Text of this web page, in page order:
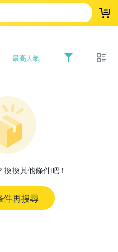
登
最高人氣
換其他條件吧！
件再搜尋